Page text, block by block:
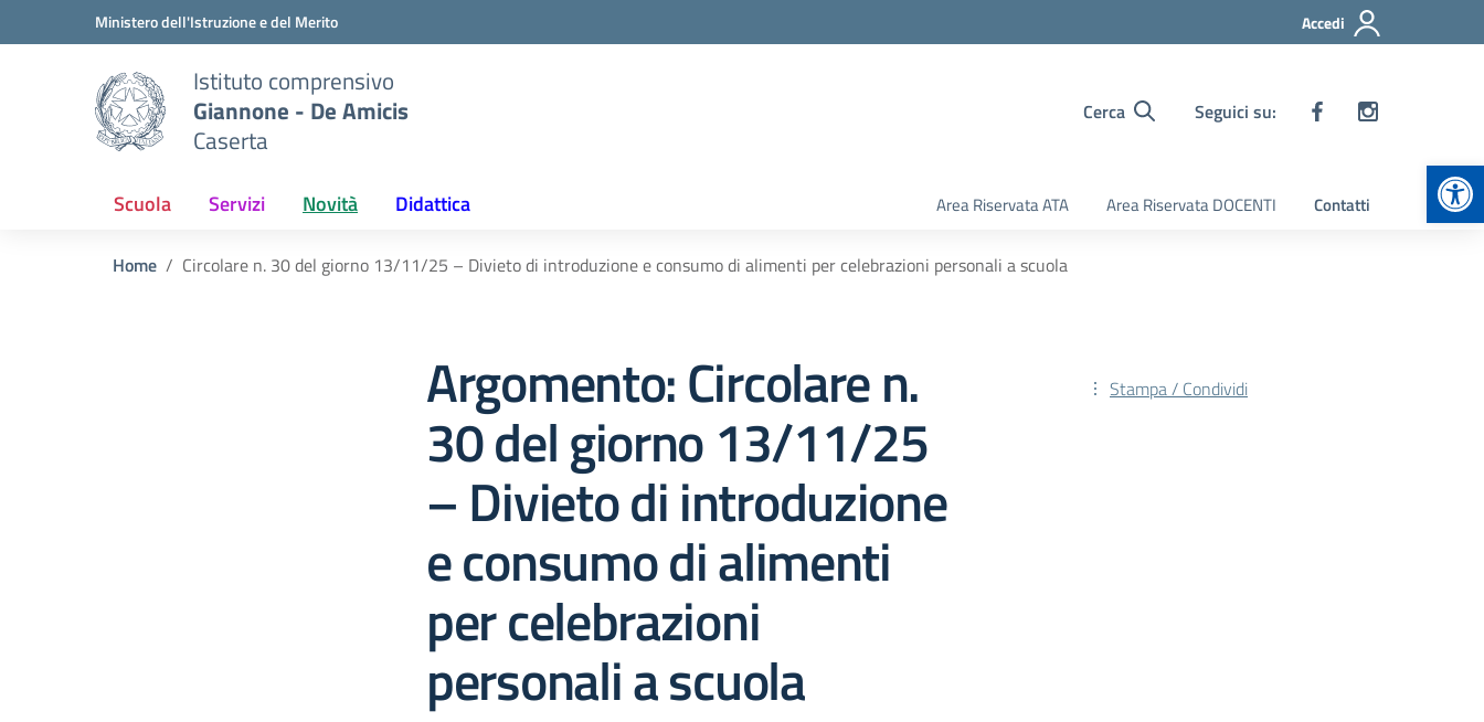
Vai ai contenuti
Vai al menu di navigazioneMinistero dell'Istruzione e del Merito Accedi
Istituto comprensivo
Giannone - De Amicis
Caserta
Cerca Seguici su:
Scuola Servizi Novità Didattica Area Riservata ATA Area Riservata DOCENTI Contatti
Home Circolare n. 30 del giorno 13/11/25 – Divieto di introduzione e consumo di alimenti per celebrazioni personali a scuola
Argomento: Circolare n.
30 del giorno 13/11/25
– Divieto di introduzione
e consumo di alimenti
per celebrazioni
personali a scuola
Stampa / Condividi